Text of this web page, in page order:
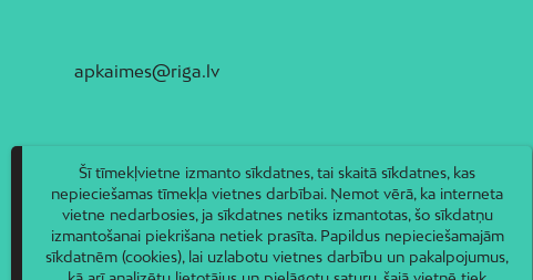
apkaimes@riga.lv
Šī tīmekļvietne izmanto sīkdatnes, tai skaitā sīkdatnes, kas
nepieciešamas tīmekļa vietnes darbībai. Ņemot vērā, ka interneta
vietne nedarbosies, ja sīkdatnes netiks izmantotas, šo sīkdatņu
izmantošanai piekrišana netiek prasīta. Papildus nepieciešamajām
sīkdatnēm (cookies), lai uzlabotu vietnes darbību un pakalpojumus,